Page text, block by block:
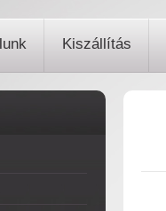
Kiszállítás